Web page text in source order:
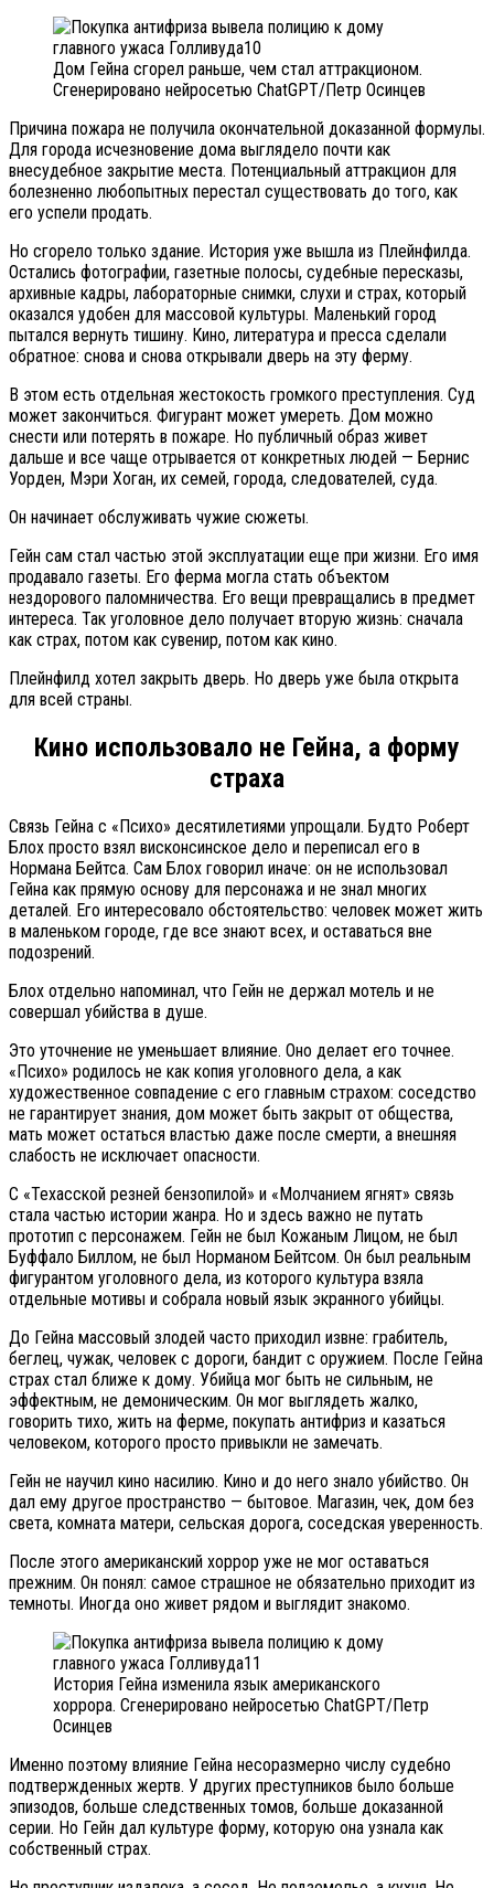
Дом Гейна сгорел раньше, чем стал аттракционом.
Сгенерировано нейросетью ChatGPT/Петр Осинцев
Причина пожара не получила окончательной доказанной формулы.
Для города исчезновение дома выглядело почти как
внесудебное закрытие места. Потенциальный аттракцион для
болезненно любопытных перестал существовать до того, как
его успели продать.
Но сгорело только здание. История уже вышла из Плейнфилда.
Остались фотографии, газетные полосы, судебные пересказы,
архивные кадры, лабораторные снимки, слухи и страх, который
оказался удобен для массовой культуры. Маленький город
пытался вернуть тишину. Кино, литература и пресса сделали
обратное: снова и снова открывали дверь на эту ферму.
В этом есть отдельная жестокость громкого преступления. Суд
может закончиться. Фигурант может умереть. Дом можно
снести или потерять в пожаре. Но публичный образ живет
дальше и все чаще отрывается от конкретных людей — Бернис
Уорден, Мэри Хоган, их семей, города, следователей, суда.
Он начинает обслуживать чужие сюжеты.
Гейн сам стал частью этой эксплуатации еще при жизни. Его имя
продавало газеты. Его ферма могла стать объектом
нездорового паломничества. Его вещи превращались в предмет
интереса. Так уголовное дело получает вторую жизнь: сначала
как страх, потом как сувенир, потом как кино.
Плейнфилд хотел закрыть дверь. Но дверь уже была открыта
для всей страны.
Кино использовало не Гейна, а форму
страха
Связь Гейна с «Психо» десятилетиями упрощали. Будто Роберт
Блох просто взял висконсинское дело и переписал его в
Нормана Бейтса. Сам Блох говорил иначе: он не использовал
Гейна как прямую основу для персонажа и не знал многих
деталей. Его интересовало обстоятельство: человек может жить
в маленьком городе, где все знают всех, и оставаться вне
подозрений.
Блох отдельно напоминал, что Гейн не держал мотель и не
совершал убийства в душе.
Это уточнение не уменьшает влияние. Оно делает его точнее.
«Психо» родилось не как копия уголовного дела, а как
художественное совпадение с его главным страхом: соседство
не гарантирует знания, дом может быть закрыт от общества,
мать может остаться властью даже после смерти, а внешняя
слабость не исключает опасности.
С «Техасской резней бензопилой» и «Молчанием ягнят» связь
стала частью истории жанра. Но и здесь важно не путать
прототип с персонажем. Гейн не был Кожаным Лицом, не был
Буффало Биллом, не был Норманом Бейтсом. Он был реальным
фигурантом уголовного дела, из которого культура взяла
отдельные мотивы и собрала новый язык экранного убийцы.
До Гейна массовый злодей часто приходил извне: грабитель,
беглец, чужак, человек с дороги, бандит с оружием. После Гейна
страх стал ближе к дому. Убийца мог быть не сильным, не
эффектным, не демоническим. Он мог выглядеть жалко,
говорить тихо, жить на ферме, покупать антифриз и казаться
человеком, которого просто привыкли не замечать.
Гейн не научил кино насилию. Кино и до него знало убийство. Он
дал ему другое пространство — бытовое. Магазин, чек, дом без
света, комната матери, сельская дорога, соседская уверенность.
После этого американский хоррор уже не мог оставаться
прежним. Он понял: самое страшное не обязательно приходит из
темноты. Иногда оно живет рядом и выглядит знакомо.
История Гейна изменила язык американского
хоррора. Сгенерировано нейросетью ChatGPT/Петр
Осинцев
Именно поэтому влияние Гейна несоразмерно числу судебно
подтвержденных жертв. У других преступников было больше
эпизодов, больше следственных томов, больше доказанной
серии. Но Гейн дал культуре форму, которую она узнала как
собственный страх.